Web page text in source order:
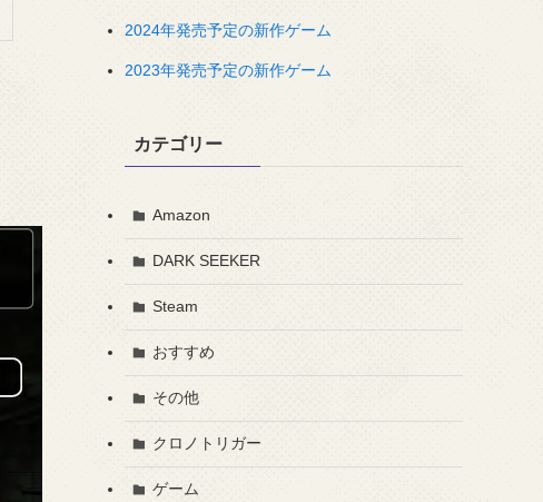
2024年発売予定の新作ゲーム
2023年発売予定の新作ゲーム
カテゴリー
Amazon
DARK SEEKER
Steam
おすすめ
その他
クロノトリガー
ゲーム